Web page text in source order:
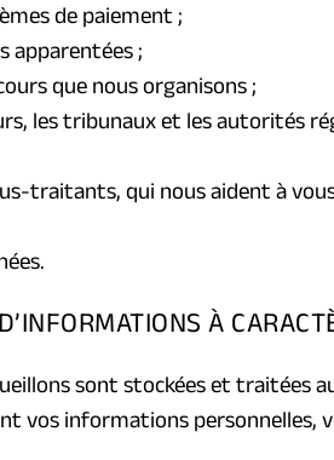
de paiement ;
apparentées ;
que nous organisons ;
les tribunaux et les autorités
traitants, qui nous aident à
À
sont stockées et traitées
vos informations personnelles,